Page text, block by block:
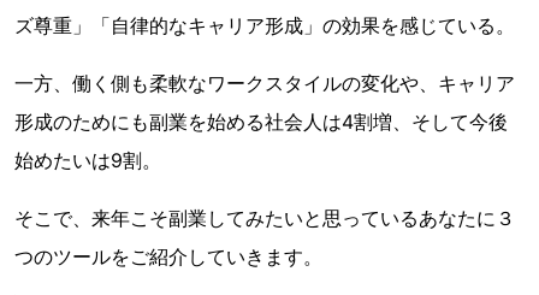
ズ尊重」「自律的なキャリア形成」の効果を感じている。
一方、働く側も柔軟なワークスタイルの変化や、キャリア
形成のためにも副業を始める社会人は4割増、そして今後
始めたいは9割。
そこで、来年こそ副業してみたいと思っているあなたに３
つのツールをご紹介していきます。